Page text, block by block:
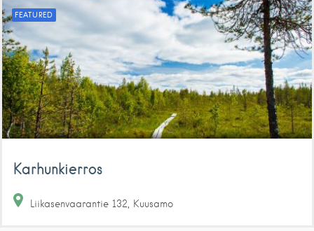
FEATURED
Karhunkierros
Liikasenvaarantie 132 Kuusamo